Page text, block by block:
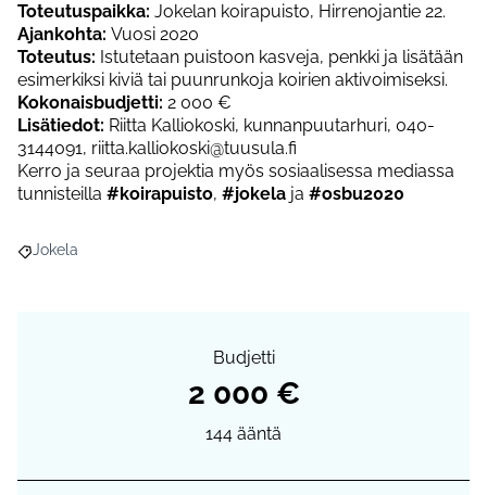
Toteutuspaikka: Jokelan koirapuisto, Hirrenojantie 22.
Ajankohta: Vuosi 2020
Toteutus: Istutetaan puistoon kasveja, penkki ja lisätään
esimerkiksi kiviä tai puunrunkoja koirien aktivoimiseksi.
Kokonaisbudjetti: 2 000 €
Lisätiedot: Riitta Kalliokoski, kunnanpuutarhuri, 040-
3144091, riitta.kalliokoski@tuusula.fi
Kerro ja seuraa projektia myös sosiaalisessa mediassa
tunnisteilla #koirapuisto, #jokela ja #osbu2020
Rajaa tulokset aihepiirin mukaan: Jokela
Jokela
Budjetti
2 000 €
144 ääntä